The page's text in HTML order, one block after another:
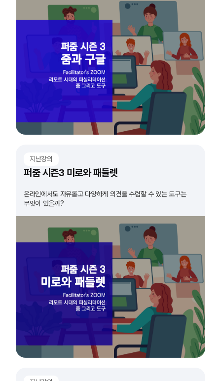
지난강의
퍼줌 시즌3 미로와 패들렛
온라인에서도 자유롭고 다양하게 의견을 수렴할 수 있는 도구는
무엇이 있을까?